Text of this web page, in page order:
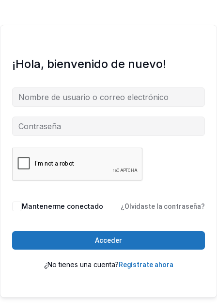
¡Hola, bienvenido de nuevo!
Mantenerme conectado ¿Olvidaste la contraseña?
Acceder
¿No tienes una cuenta?Regístrate ahora